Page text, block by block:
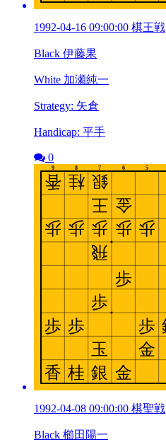
1992-04-16 09:00:00 棋王戦
Black 伊藤果
White 加瀬純一
Strategy: 矢倉
Handicap: 平手
0
1992-04-08 09:00:00 棋聖戦
Black 櫛田陽一